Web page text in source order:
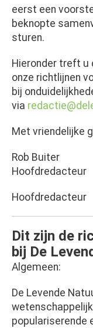
eerst een
beknopte
sturen.
Hieronder treft u
onze richtlijnen
bij
via
Met vriendelijke
Rob Buiter
Hoofdredacteur
Hoofdredacteur
Dit zijn de
bij De
Algemeen:
De Levende
populariserende